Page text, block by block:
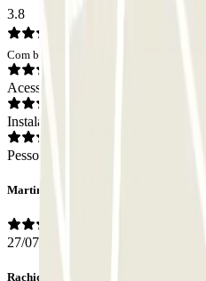
3.8
Com base em 6 opiniões
Acesso
Instalações
Pessoal
Martin
27/07/2026
Rachid